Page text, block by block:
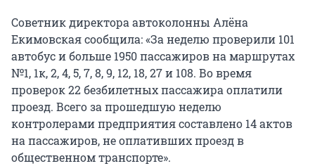
Советник директора автоколонны Алёна
Екимовская сообщила: «За неделю проверили 101
автобус и больше 1950 пассажиров на маршрутах
№1, 1к, 2, 4, 5, 7, 8, 9, 12, 18, 27 и 108. Во время
проверок 22 безбилетных пассажира оплатили
проезд. Всего за прошедшую неделю
контролерами предприятия составлено 14 актов
на пассажиров, не оплативших проезд в
общественном транспорте».